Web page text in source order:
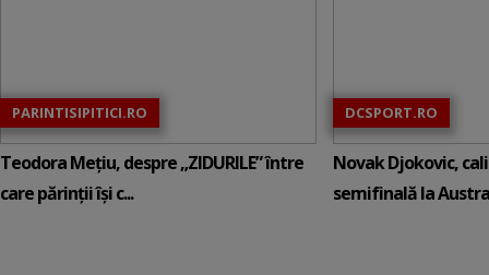
PARINTISIPITICI.RO
Teodora Mețiu, despre „ZIDURILE” între
care părinții își c...
DCSPORT.RO
Novak Djokovic,
semifinală la